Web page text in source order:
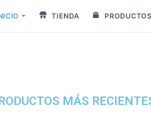
TIENDA PRODUCTOS
MÁS